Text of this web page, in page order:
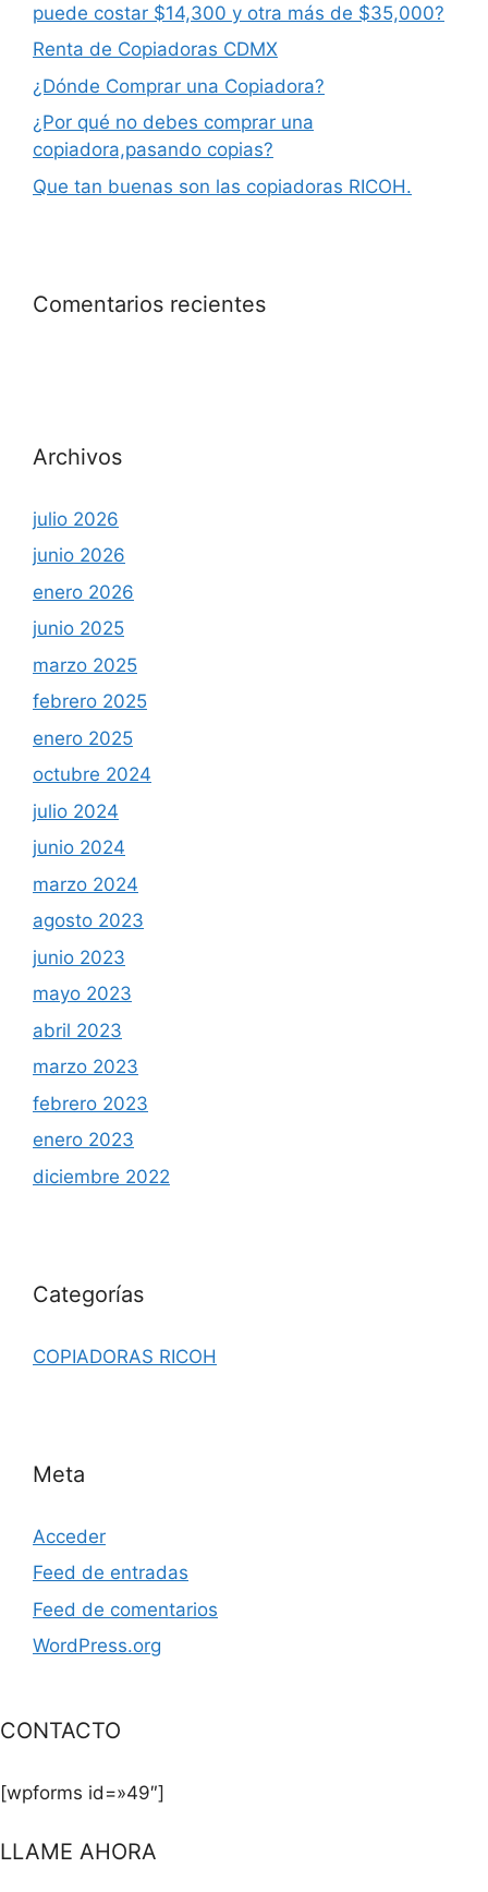
puede costar $14,300 y otra más de $35,000?
Renta de Copiadoras CDMX
¿Dónde Comprar una Copiadora?
¿Por qué no debes comprar una
copiadora,pasando copias?
Que tan buenas son las copiadoras RICOH.
Comentarios recientes
Archivos
julio 2026
junio 2026
enero 2026
junio 2025
marzo 2025
febrero 2025
enero 2025
octubre 2024
julio 2024
junio 2024
marzo 2024
agosto 2023
junio 2023
mayo 2023
abril 2023
marzo 2023
febrero 2023
enero 2023
diciembre 2022
Categorías
COPIADORAS RICOH
Meta
Acceder
Feed de entradas
Feed de comentarios
WordPress.org
CONTACTO
[wpforms id=»49″]
LLAME AHORA